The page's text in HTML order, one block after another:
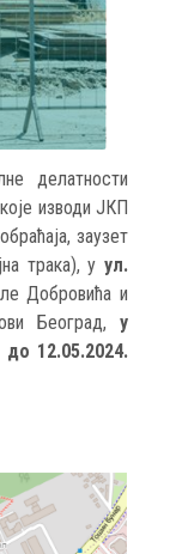
делатности
изводи ЈКП
заузет
трака), у ул.
Добровића и
Београд, у
12.05.2024.